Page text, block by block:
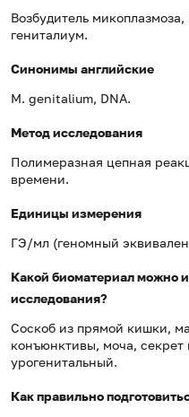
Возбудитель
гениталиум.
Синонимы английские
M. genitalium, DNA.
Метод исследования
Полимеразная цепная
времени.
Единицы измерения
ГЭ/мл (геномный
Какой биоматериал можно
исследования?
Соскоб из прямой кишки,
конъюнктивы, моча, секрет
урогенитальный.
Как правильно